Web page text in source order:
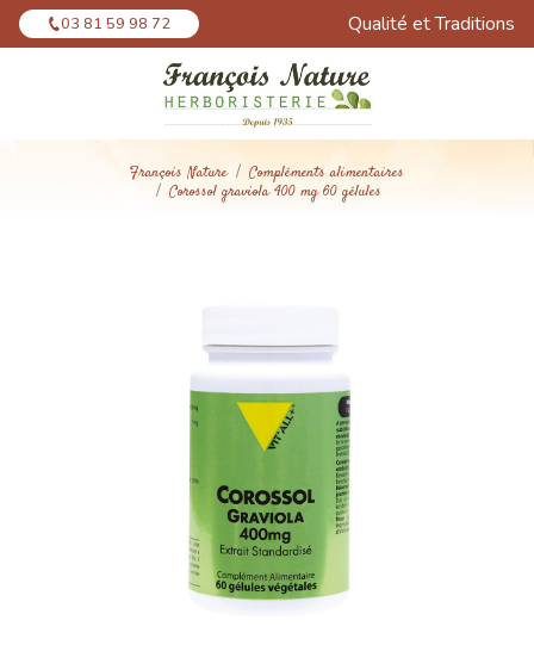
03 81 59 98 72 Qualité et Traditions
François Nature
Compléments alimentaires
Corossol graviola 400 mg 60 gélules
Panneau de gestion des cookies